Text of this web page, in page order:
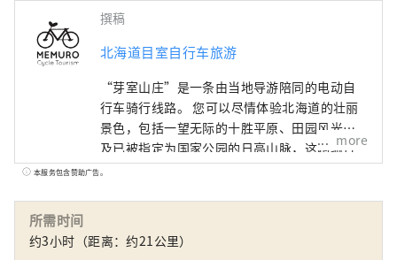
撰稿
北海道目室自行车旅游
“芽室山庄”是一条由当地导游陪同的电动自
行车骑行线路。 您可以尽情体验北海道的壮丽
景色，包括一望无际的十胜平原、田园风光以
及已被指定为国家公园的日高山脉，这趟骑行
之旅定会让您毕生难忘。 除了体验收割、奶牛
很乐意根据您的时间和距离，为您提供定制行
more
本服务包含赞助广告。
所需时间
约3小时（距离：约21公里）